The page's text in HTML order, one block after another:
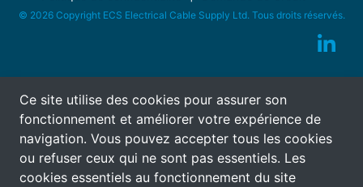
Ce site utilise des cookies pour assurer son
fonctionnement et améliorer votre expérience de
navigation. Vous pouvez accepter tous les cookies
ou refuser ceux qui ne sont pas essentiels. Les
cookies essentiels au fonctionnement du site
© 2026 Copyright ECS Electrical Cable Supply Ltd. Tous droits réservés.